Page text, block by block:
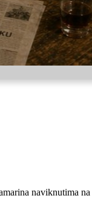
naviknutima